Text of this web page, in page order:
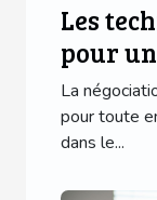
Les
pour
La
pour toute
dans le...